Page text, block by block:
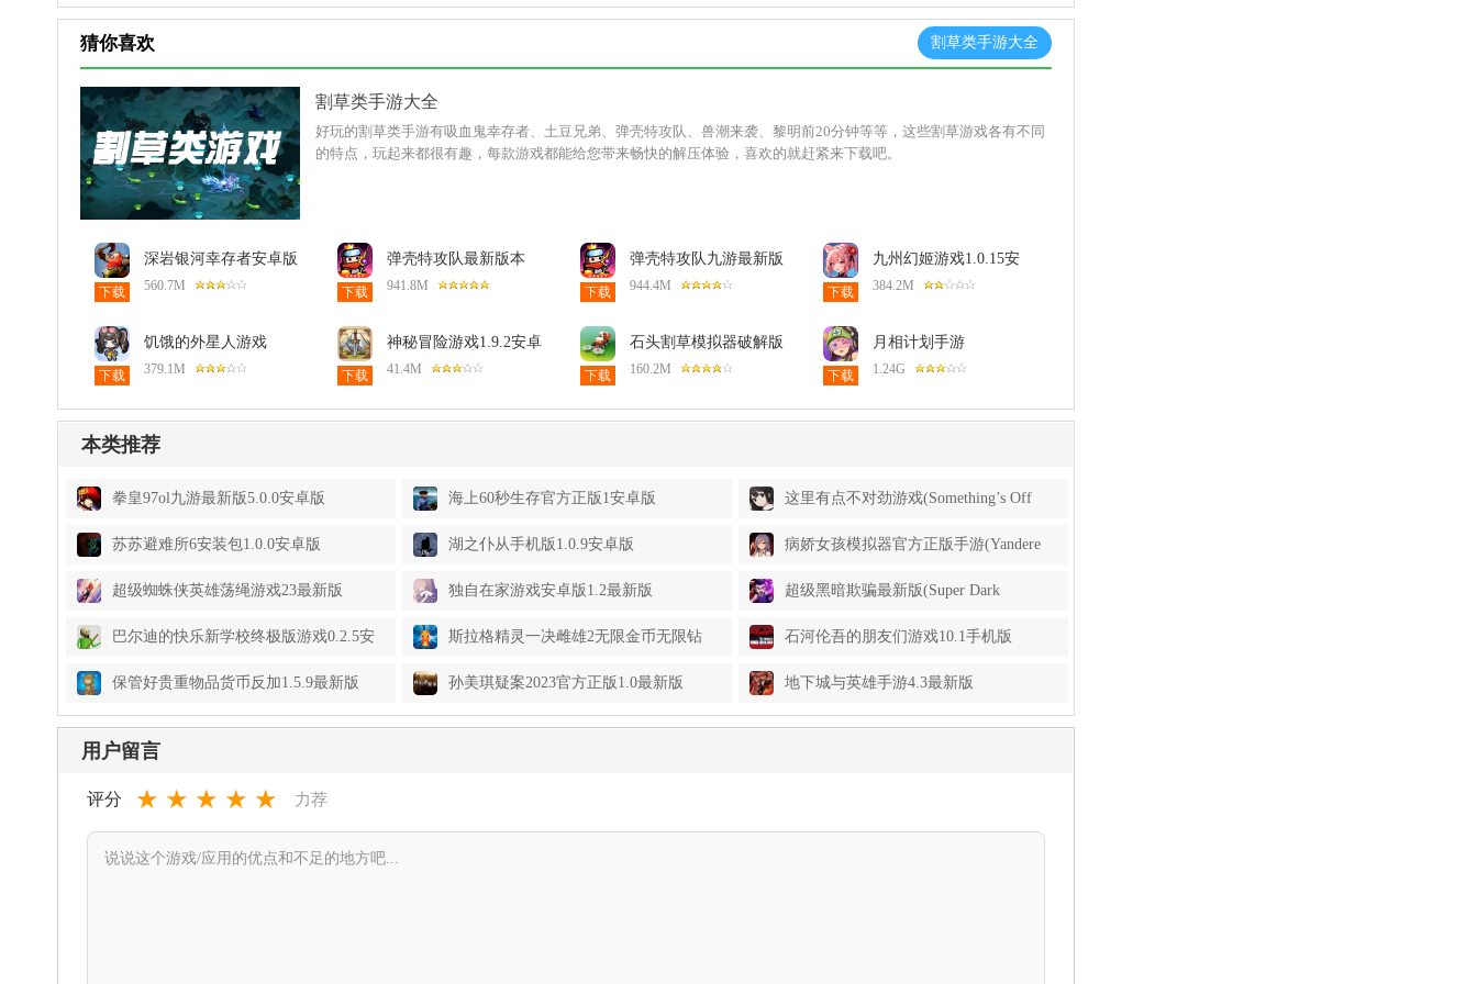
猜你喜欢 割草类手游大全
割草类手游大全
好玩的割草类手游有吸血鬼幸存者、土豆兄弟、弹壳特攻队、兽潮来袭、黎明前20分钟等等，这些割草游戏各有不同
的特点，玩起来都很有趣，每款游戏都能给您带来畅快的解压体验，喜欢的就赶紧来下载吧。
下载
深岩银河幸存者安卓版
(DRG Survivor)1.2.3最
新版
560.7M 下载
弹壳特攻队最新版本
4.9.0安卓版
941.8M 下载
弹壳特攻队九游最新版
4.9.0安卓版
944.4M 下载
九州幻姬游戏1.0.15安
卓版
384.2M
下载
饥饿的外星人游戏
(HungryAliens)1552安
卓版
379.1M 下载
神秘冒险游戏1.9.2安卓
版
41.4M 下载
石头割草模拟器破解版
1.70.1安卓版
160.2M 下载
月相计划手游
2.107326.107326安卓版
1.24G
本类推荐
拳皇97ol九游最新版5.0.0安卓版 海上60秒生存官方正版1安卓版 这里有点不对劲游戏(Something’s Off
Here)1.8安卓版
苏苏避难所6安装包1.0.0安卓版 湖之仆从手机版1.0.9安卓版 病娇女孩模拟器官方正版手游(Yandere
Horror Game)1.4.6安卓版
超级蜘蛛侠英雄荡绳游戏23最新版 独自在家游戏安卓版1.2最新版 超级黑暗欺骗最新版(Super Dark
Deception)2.1.2安卓版
巴尔迪的快乐新学校终极版游戏0.2.5安
卓版
斯拉格精灵一决雌雄2无限金币无限钻
石(Slug it Out 2)6.4.1最新版
石河伦吾的朋友们游戏10.1手机版
保管好贵重物品货币反加1.5.9最新版 孙美琪疑案2023官方正版1.0最新版 地下城与英雄手游4.3最新版
用户留言
评分 ★ ★ ★ ★ ★ 力荐